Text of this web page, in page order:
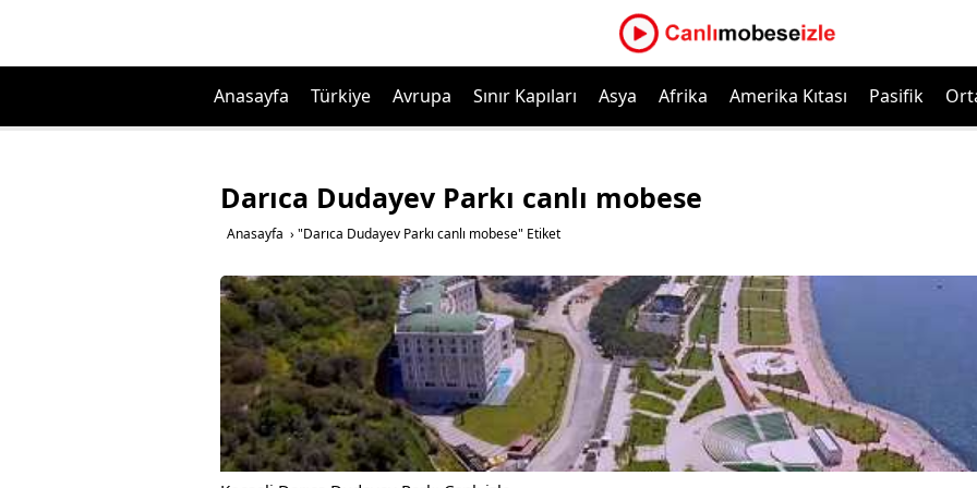
Anasayfa Türkiye Avrupa Sınır Kapıları Asya Afrika Amerika Kıtası Pasifik
Darıca Dudayev Parkı canlı mobese
Anasayfa › "Darıca Dudayev Parkı canlı mobese" Etiket